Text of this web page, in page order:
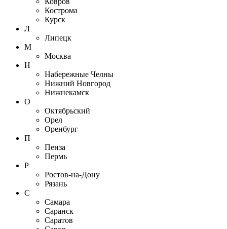
Кострома
Курск
Л
Липецк
М
Москва
Н
Набережные Челны
Нижний Новгород
Нижнекамск
О
Октябрьский
Орел
Оренбург
П
Пенза
Пермь
Р
Ростов-на-Дону
Рязань
С
Самара
Саранск
Саратов